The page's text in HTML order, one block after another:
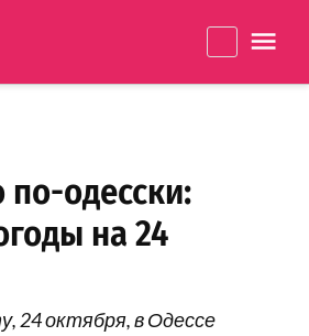
життя
по-одесски:
на 24
24 октября, в Одессе